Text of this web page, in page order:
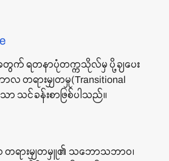
တွက် ရတနာပုံတက္ကသိုလ်မှ ပို့ချပေး
တရားမျှတမှု(Transitional
သင်ခန်းစာဖြစ်ပါသည်။
တရားမျှတမှူ၏ သဘောသဘာဝ၊